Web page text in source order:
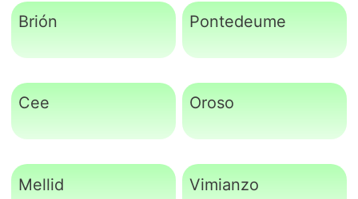
Brión Pontedeume
Cee Oroso
Mellid Vimianzo